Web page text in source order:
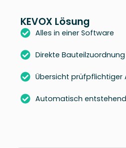
KEVOX Lösung
Alles in einer Software
Direkte Bauteilzuordnung
Übersicht prüfpflichtiger
Automatisch